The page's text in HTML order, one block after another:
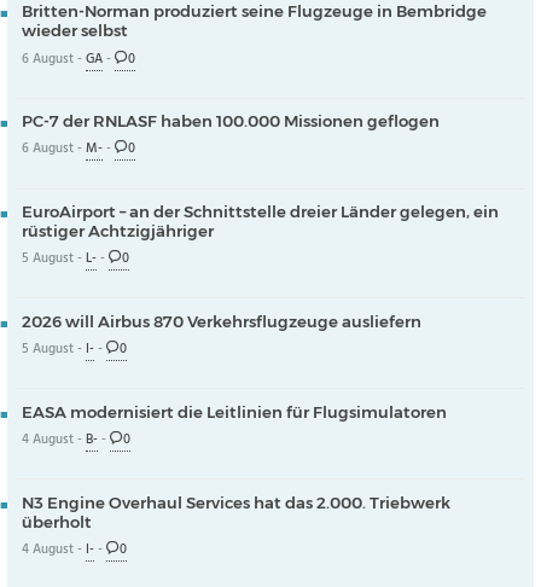
Britten-Norman produziert seine Flugzeuge in Bembridge
wieder selbst
6 August -GA- 0
PC-7 der RNLASF haben 100.000 Missionen geflogen
6 August -M-- 0
EuroAirport – an der Schnittstelle dreier Länder gelegen, ein
rüstiger Achtzigjähriger
5 August -L-- 0
2026 will Airbus 870 Verkehrsflugzeuge ausliefern
5 August - I-- 0
EASA modernisiert die Leitlinien für Flugsimulatoren
4 August -B-- 0
N3 Engine Overhaul Services hat das 2.000. Triebwerk
überholt
4 August - I-- 0